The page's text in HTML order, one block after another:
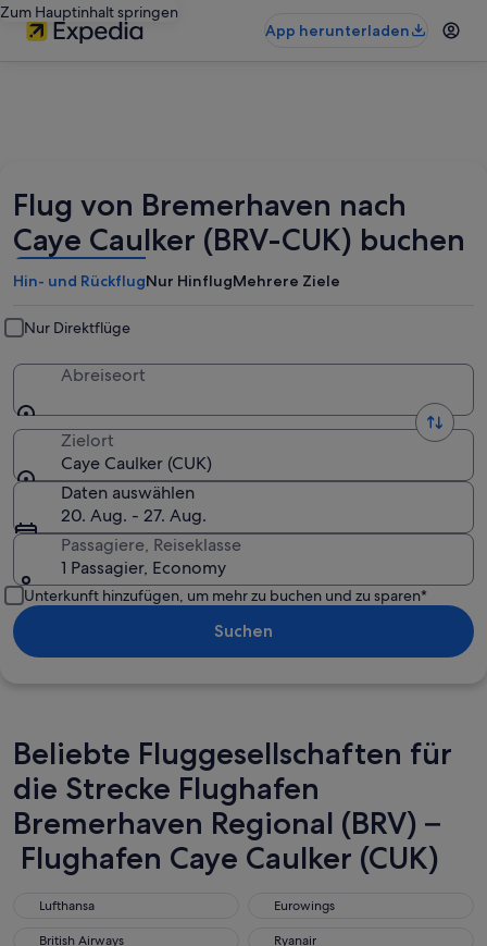
Zum Hauptinhalt springen
App herunterladen
Flug von Bremerhaven nach
Caye Caulker (BRV-CUK) buchen
Hin- und RückflugNur HinflugMehrere Ziele
Nur Direktflüge
Abreiseort
Zielort
Caye Caulker (CUK)
Daten auswählen
20. Aug. - 27. Aug.
Passagiere, Reiseklasse
1 Passagier, Economy
Unterkunft hinzufügen, um mehr zu buchen und zu sparen*
Suchen
Beliebte Fluggesellschaften für
die Strecke Flughafen
Bremerhaven Regional (BRV) –
Flughafen Caye Caulker (CUK)
Lufthansa
Lufthansa Eurowings
Eurowings
British Airways
British Airways Ryanair
Ryanair